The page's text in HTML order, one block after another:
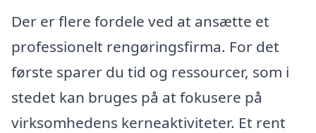
Der er flere fordele ved at ansætte et
professionelt rengøringsfirma. For det
første sparer du tid og ressourcer, som i
stedet kan bruges på at fokusere på
virksomhedens kerneaktiviteter. Et rent